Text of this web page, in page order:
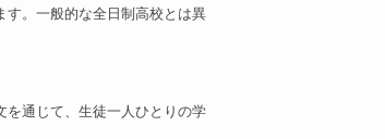
す。一般的な全日制高校とは異
を通じて、生徒一人ひとりの学